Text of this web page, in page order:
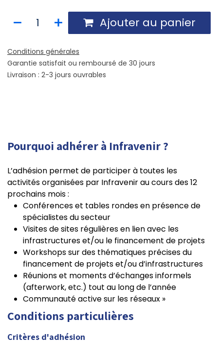
Ajouter au panier
Conditions générales
Garantie satisfait ou remboursé de 30 jours
Livraison : 2-3 jours ouvrables
Pourquoi adhérer à Infravenir ?
L’adhésion permet de participer à toutes les
activités organisées par Infravenir au cours des 12
prochains mois :
Conférences et tables rondes en présence de
spécialistes du secteur
Visites de sites régulières en lien avec les
infrastructures et/ou le financement de projets
Workshops sur des thématiques précises du
financement de projets et/ou d’infrastructures
Réunions et moments d’échanges informels
(afterwork, etc.) tout au long de l’année
Communauté active sur les réseaux »
Conditions particulières
Critères d'adhésion